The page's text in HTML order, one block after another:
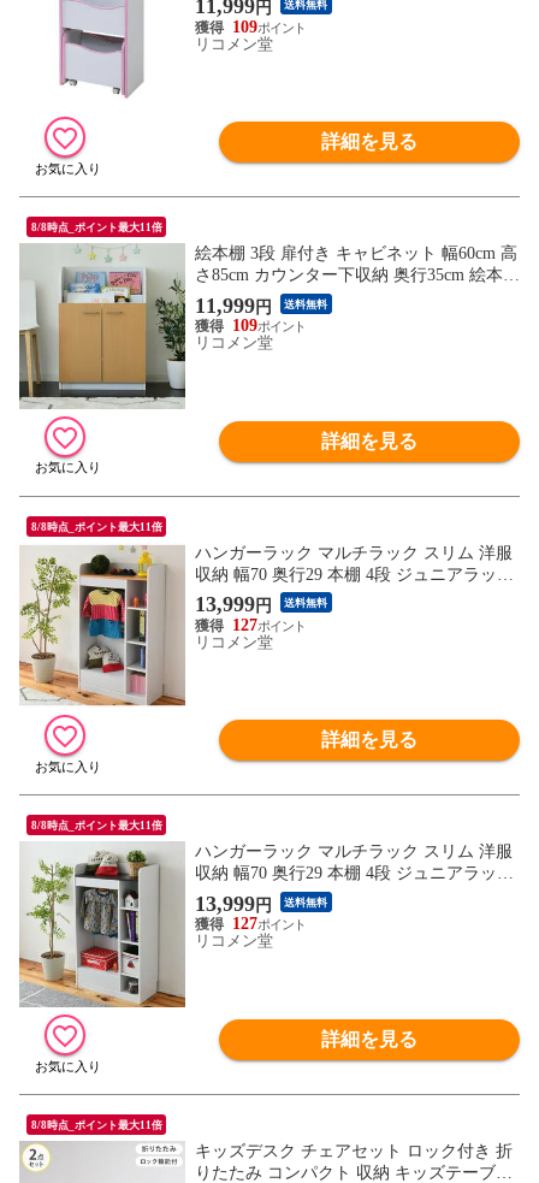
ンク【送料無料】
11,999円 送料無料
109
リコメン堂
詳細を見る
8/8時点_ポイント最大11倍
絵本棚 3段 扉付き キャビネット 幅60cm 高
さ85cm カウンター下収納 奥行35cm 絵本
カウンター下 収納 子供部屋 絵本ラック
【送料無料】
11,999円 送料無料
109
リコメン堂
詳細を見る
8/8時点_ポイント最大11倍
ハンガーラック マルチラック スリム 洋服
収納 幅70 奥行29 本棚 4段 ジュニアラック
収納棚 ホワイトナチュラル【送料無料】
13,999円 送料無料
127
リコメン堂
詳細を見る
8/8時点_ポイント最大11倍
ハンガーラック マルチラック スリム 洋服
収納 幅70 奥行29 本棚 4段 ジュニアラック
ラック 引き出し 収納棚 ホワイトブラウン
【送料無料】
13,999円 送料無料
127
リコメン堂
詳細を見る
8/8時点_ポイント最大11倍
キッズデスク チェアセット ロック付き 折
りたたみ コンパクト 収納 キッズテーブル